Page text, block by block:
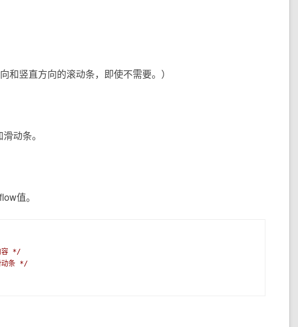
和竖直方向的滚动条，即使不需要。）
动条。
值。
容 */
动条 */